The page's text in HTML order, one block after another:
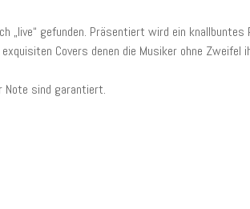
„live“ gefunden. Präsentiert wird ein
Covers denen die Musiker ohne Zweifel
Note sind garantiert.